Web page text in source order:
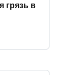
грязь в